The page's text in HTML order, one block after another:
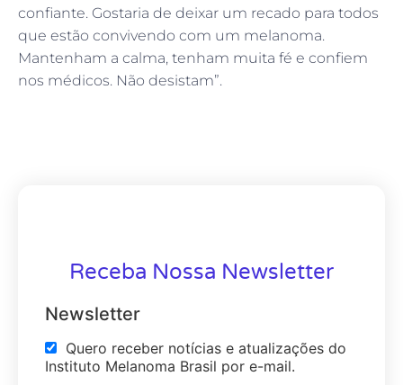
confiante. Gostaria de deixar um recado para todos
que estão convivendo com um melanoma.
Mantenham a calma, tenham muita fé e confiem
nos médicos. Não desistam”.
Receba Nossa Newsletter
Newsletter
Quero receber notícias e atualizações do
Instituto Melanoma Brasil por e-mail.